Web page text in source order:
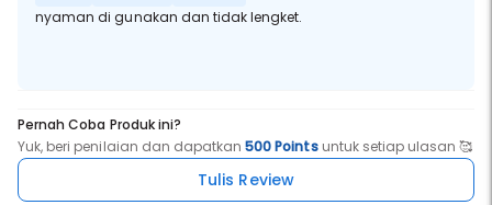
nyaman di gunakan dan tidak lengket.
Pernah Coba Produk ini?
Yuk, beri penilaian dan dapatkan500 Pointsuntuk setiap ulasan 🥰
Tulis Review